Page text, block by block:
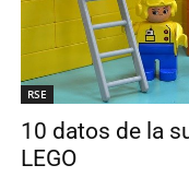
RSE
10 datos de la
LEGO